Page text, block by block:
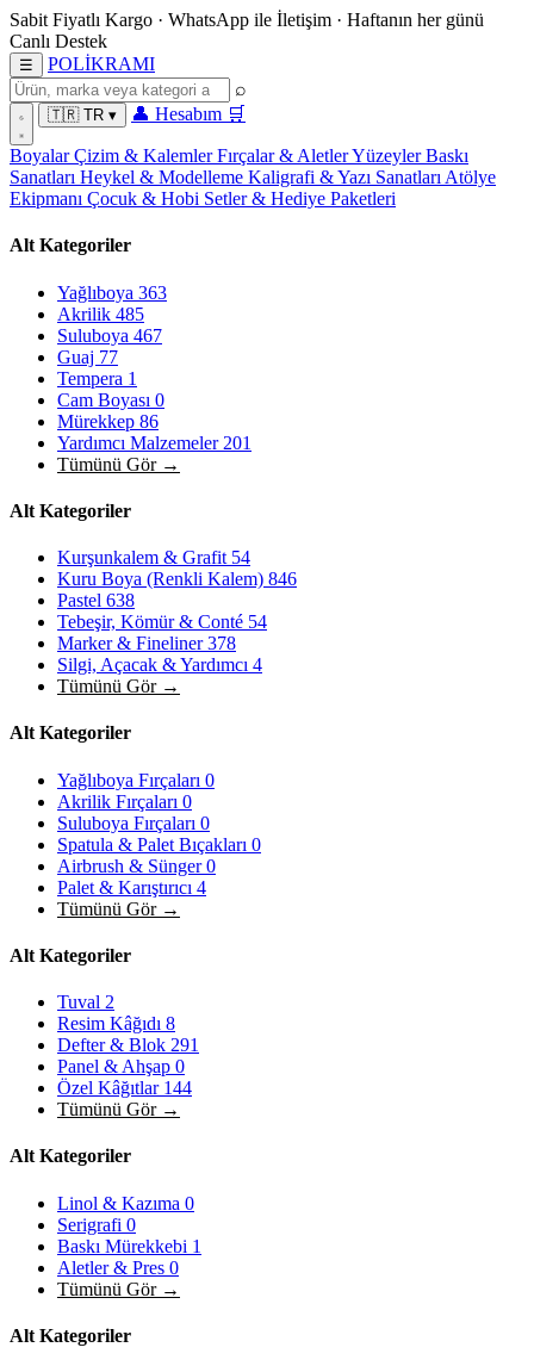
Sabit Fiyatlı Kargo · WhatsApp ile İletişim · Haftanın her günü
Canlı Destek
☰ POLİKRAMI
⌕
🇹🇷 TR ▾ 👤 Hesabım 🛒
BoyalarÇizim & KalemlerFırçalar & AletlerYüzeylerBaskı
Sanatları Heykel & Modelleme Kaligrafi & Yazı Sanatları Atölye
Ekipmanı Çocuk & Hobi Setler & Hediye Paketleri
Alt Kategoriler
Yağlıboya 363
Akrilik 485
Suluboya 467
Guaj 77
Tempera 1
Cam Boyası 0
Mürekkep 86
Yardımcı Malzemeler 201
Tümünü Gör →
Alt Kategoriler
Kurşunkalem & Grafit 54
Kuru Boya (Renkli Kalem) 846
Pastel 638
Tebeşir, Kömür & Conté 54
Marker & Fineliner378
Silgi, Açacak & Yardımcı 4
Tümünü Gör →
Alt Kategoriler
Yağlıboya Fırçaları 0
Akrilik Fırçaları 0
Suluboya Fırçaları 0
Spatula & Palet Bıçakları 0
Airbrush & Sünger0
Palet & Karıştırıcı 4
Tümünü Gör →
Alt Kategoriler
Tuval 2
Resim Kâğıdı 8
Defter & Blok 291
Panel & Ahşap 0
Özel Kâğıtlar 144
Tümünü Gör →
Alt Kategoriler
Linol & Kazıma 0
Serigrafi 0
Baskı Mürekkebi 1
Aletler & Pres 0
Tümünü Gör →
Alt Kategoriler